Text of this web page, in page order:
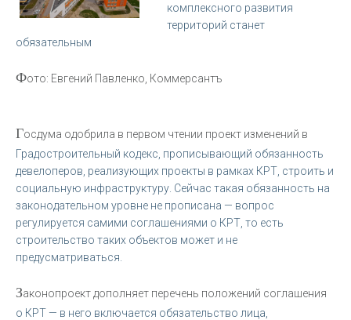
комплексного развития
территорий станет
обязательным
Фото: Евгений Павленко, Коммерсантъ
Госдума одобрила в первом чтении проект изменений в
Градостроительный кодекс, прописывающий обязанность
девелоперов, реализующих проекты в рамках КРТ, строить и
социальную инфраструктуру. Сейчас такая обязанность на
законодательном уровне не прописана — вопрос
регулируется самими соглашениями о КРТ, то есть
строительство таких объектов может и не
предусматриваться.
Законопроект дополняет перечень положений соглашения
о КРТ — в него включается обязательство лица,